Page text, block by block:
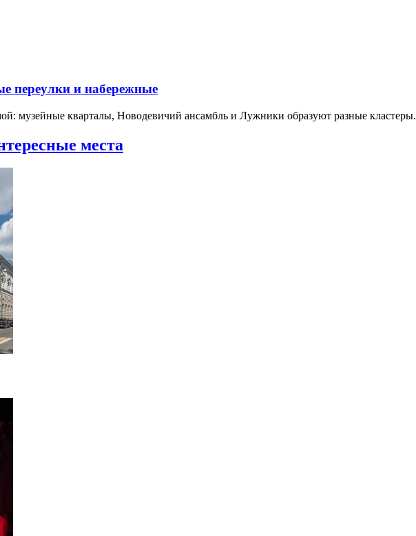
переулки и набережные
музейные кварталы, Новодевичий ансамбль и Лужники образуют разные кластеры.
места